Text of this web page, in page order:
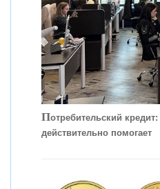
Скорость - один из
кредитовании
Потребительский
действительно помогает